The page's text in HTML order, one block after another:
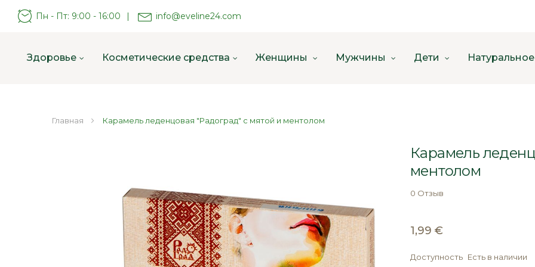
Пн - Пт: 9:00 - 16:00 | info@eveline24.com
Здоровье Косметические средства Женщины Мужчины Дети
Главная Карамель леденцовая "Радоград" с мятой и ментолом
Карамель
ментолом
0 Отзыв
1,99 €
Доступность Есть в наличии